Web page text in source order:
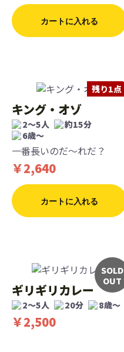
カートに入れる
残り1点
キング・オゾ
2～5人
約15分
6歳〜
一番長いのだ～れだ？
￥2,640
カートに入れる
SOLD
OUT
ギリギリカレー
2～5人 20分 8歳〜
￥2,500